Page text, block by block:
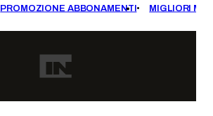
PROMOZIONE ABBONAMENTI MIGLIORI